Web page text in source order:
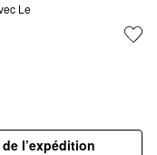
Le
l’expédition